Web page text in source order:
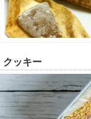
クッキー